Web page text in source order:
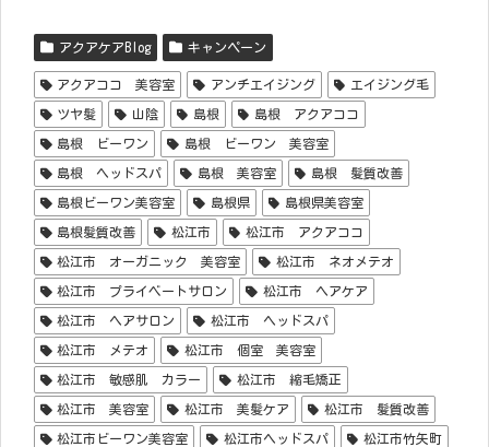
アクアケアBlog キャンペーン
アクアココ 美容室 アンチエイジング エイジング毛
ツヤ髪 山陰 島根 島根 アクアココ
島根 ビーワン 島根 ビーワン 美容室
島根 ヘッドスパ 島根 美容室 島根 髪質改善
島根ビーワン美容室 島根県 島根県美容室
島根髪質改善 松江市 松江市 アクアココ
松江市 オーガニック 美容室 松江市 ネオメテオ
松江市 プライベートサロン 松江市 ヘアケア
松江市 ヘアサロン 松江市 ヘッドスパ
松江市 メテオ 松江市 個室 美容室
松江市 敏感肌 カラー 松江市 縮毛矯正
松江市 美容室 松江市 美髪ケア 松江市 髪質改善
松江市ビーワン美容室 松江市ヘッドスパ 松江市竹矢町